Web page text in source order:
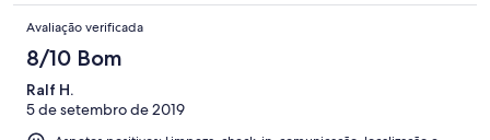
travail et leur discrétion. Et enfin merci à Joanna d’avoir partagé
avec nous son petit coin de paradis.
Avaliação verificada
8/10 Bom
Ralf H.
5 de setembro de 2019